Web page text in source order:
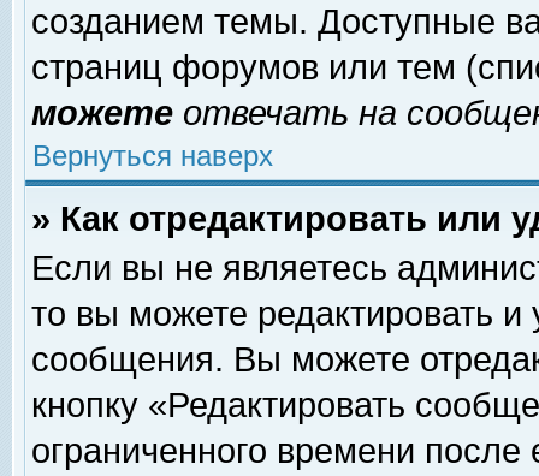
созданием темы. Доступные
страниц форумов или тем
можете отвечать на
Вернуться наверх
» Как отредактировать или
Если вы не являетесь
то вы можете редактировать и
сообщения. Вы можете
кнопку «Редактировать
ограниченного времени